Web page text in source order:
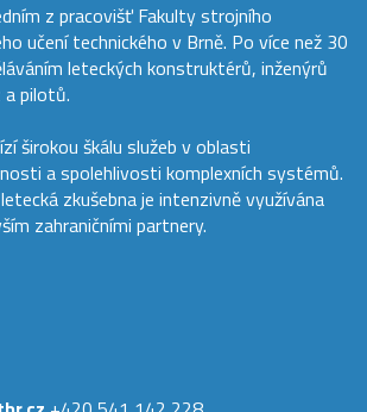
z pracovišť Fakulty strojního
učení technického v Brně. Po více než 30
leteckých konstruktérů, inženýrů
pilotů.
širokou škálu služeb v oblasti
a spolehlivosti komplexních systémů.
zkušebna je intenzivně využívána
zahraničními partnery.